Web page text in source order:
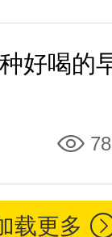
好喝的
载更多